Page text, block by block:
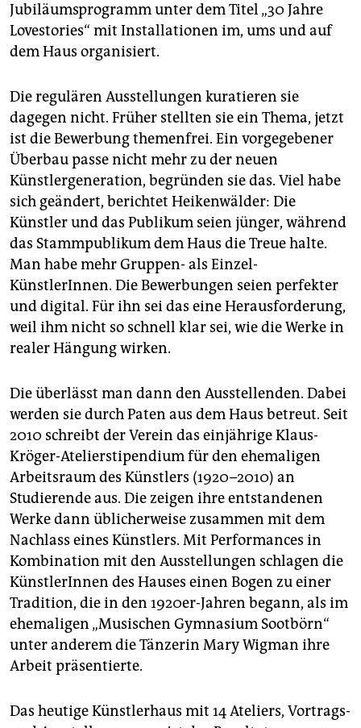
Jubiläumsprogramm unter dem Titel „30 Jahre
Lovestories“ mit Installationen im, ums und auf
dem Haus organisiert.
Die regulären Ausstellungen kuratieren sie
dagegen nicht. Früher stellten sie ein Thema, jetzt
ist die Bewerbung themenfrei. Ein vorgegebener
Überbau passe nicht mehr zu der neuen
Künstlergeneration, begründen sie das. Viel habe
sich geändert, berichtet Heikenwälder: Die
Künstler und das Publikum seien jünger, während
das Stammpublikum dem Haus die Treue halte.
Man habe mehr Gruppen- als Einzel-
KünstlerInnen. Die Bewerbungen seien perfekter
und digital. Für ihn sei das eine Herausforderung,
weil ihm nicht so schnell klar sei, wie die Werke in
realer Hängung wirken.
Die überlässt man dann den Ausstellenden. Dabei
werden sie durch Paten aus dem Haus betreut. Seit
2010 schreibt der Verein das einjährige Klaus-
Kröger-Atelierstipendium für den ehemaligen
Arbeitsraum des Künstlers (1920–2010) an
Studierende aus. Die zeigen ihre entstandenen
Werke dann üblicherweise zusammen mit dem
Nachlass eines Künstlers. Mit Performances in
Kombination mit den Ausstellungen schlagen die
KünstlerInnen des Hauses einen Bogen zu einer
Tradition, die in den 1920er-Jahren begann, als im
ehemaligen „Musischen Gymnasium Sootbörn“
unter anderem die Tänzerin Mary Wigman ihre
Arbeit präsentierte.
Das heutige Künstlerhaus mit 14 Ateliers, Vortrags-